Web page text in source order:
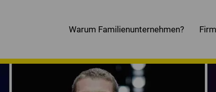
Warum Familienunternehmen?